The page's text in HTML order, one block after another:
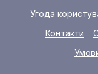
Угода
Контакти